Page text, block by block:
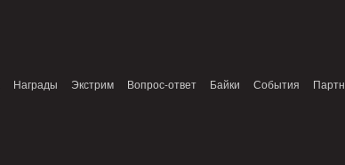
Награды Экстрим Вопрос-ответ Байки События